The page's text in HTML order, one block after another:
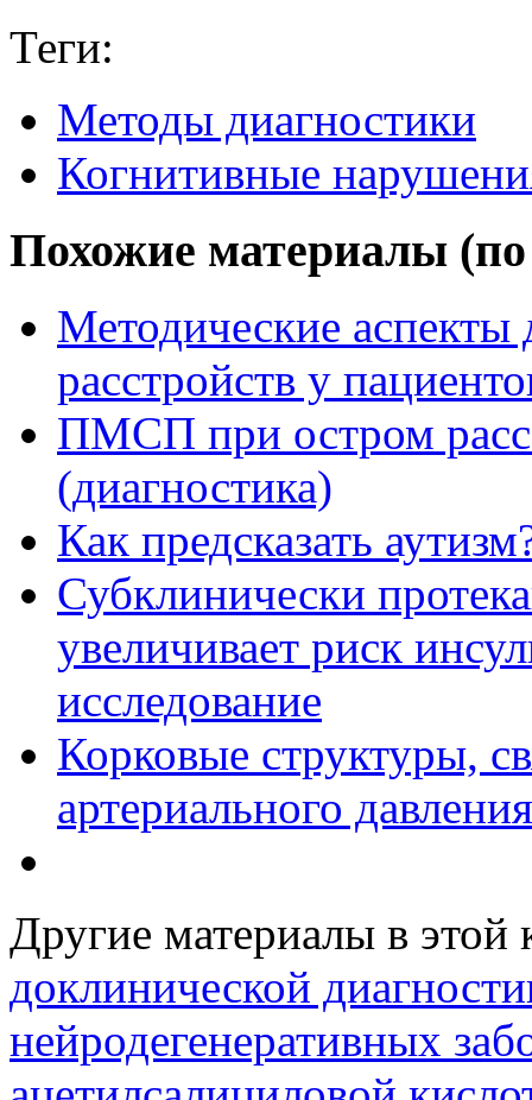
Теги:
Методы диагностики
Когнитивные
Похожие материалы (по
Методические аспекты
расстройств у
ПМСП при остром
(диагностика)
Как предсказать
Субклинически
увеличивает риск
исследование
Корковые структуры,
артериального давления
Другие материалы в этой
доклинической
нейродегенеративных